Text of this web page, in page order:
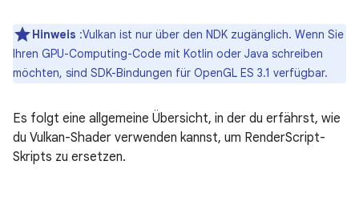
Hinweis :Vulkan ist nur über den NDK zugänglich. Wenn Sie
Ihren GPU-Computing-Code mit Kotlin oder Java schreiben
möchten, sind SDK-Bindungen für OpenGL ES 3.1 verfügbar.
Es folgt eine allgemeine Übersicht, in der du erfährst, wie
du Vulkan-Shader verwenden kannst, um RenderScript-
Skripts zu ersetzen.